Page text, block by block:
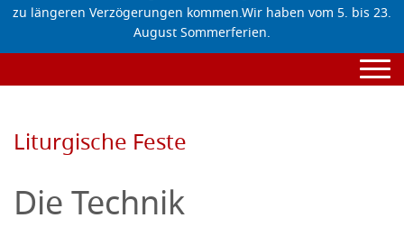
zu längeren Verzögerungen kommen.Wir haben vom 5. bis 23.
August Sommerferien.
Liturgische Feste
Die Technik